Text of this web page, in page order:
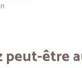
être